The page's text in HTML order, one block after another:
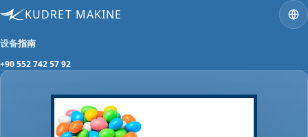
KUDRET MAKINE
设备指南
+90 552 742 57 92